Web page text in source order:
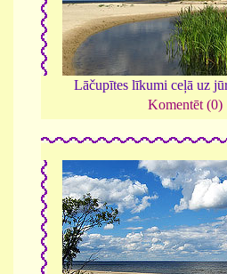
Lāčupītes līkumi ceļā uz
Komentēt (0)